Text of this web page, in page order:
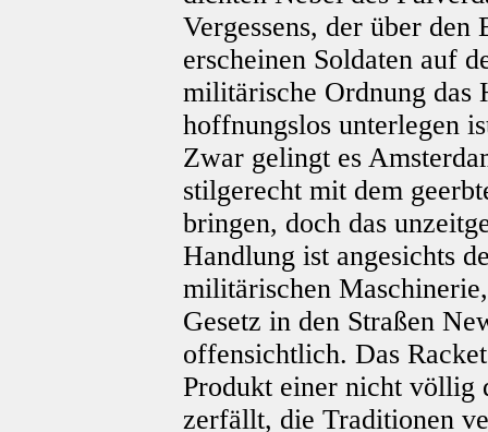
Vergessens, der über den
erscheinen Soldaten auf
militärische Ordnung das
hoffnungslos unterlegen
Zwar gelingt es
stilgerecht mit dem
bringen, doch das
Handlung ist angesichts
militärischen
Gesetz in den Straßen
offensichtlich. Das
Produkt einer nicht völlig
zerfällt, die Traditionen